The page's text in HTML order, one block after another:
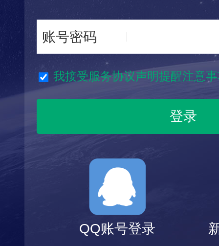
账号密码
我接受服务协议声明提醒注意
QQ账号登录